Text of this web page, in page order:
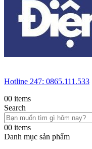
Hotline 247: 0865.111.533
00 items
Search
00 items
Danh mục sản phẩm